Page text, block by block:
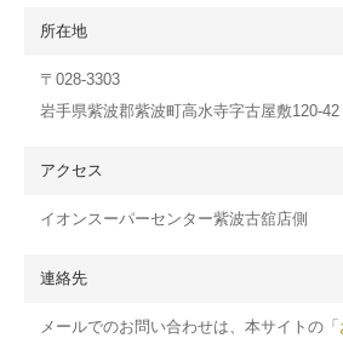
所在地
〒028-3303
岩手県紫波郡紫波町高水寺字古屋敷120-42
アクセス
イオンスーパーセンター紫波古舘店側
連絡先
メールでのお問い合わせは、本サイトの「